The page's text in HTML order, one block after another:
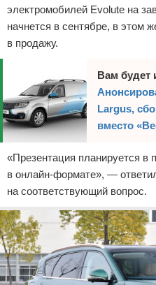
электромобилей Evolute на
начнется в сентябре, в этом
в продажу.
Вам будет
Largus,
вместо
«Презентация планируется в
в онлайн-формате», —
на соответствующий вопрос.